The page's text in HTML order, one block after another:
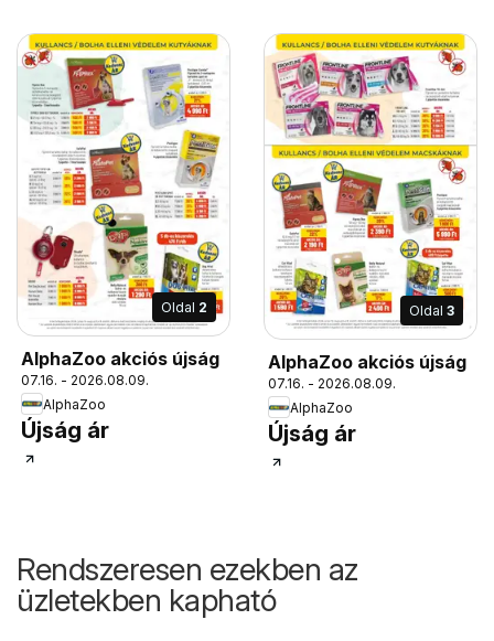
Oldal 2
AlphaZoo akciós újság
07.16. - 2026.08.09.
AlphaZoo
Újság ár
Oldal 3
AlphaZoo akciós újság
07.16. - 2026.08.09.
AlphaZoo
Újság ár
Rendszeresen ezekben az
üzletekben kapható